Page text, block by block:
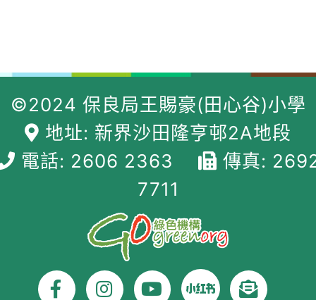
©2024 保良局王賜豪(田心谷)小學
地址: 新界沙田隆亨邨2A地段
電話: 2606 2363
傳真:
7711